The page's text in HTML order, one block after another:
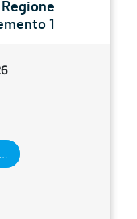
1
Determinazioni dirigenziali aventi contenuto di interesse generale